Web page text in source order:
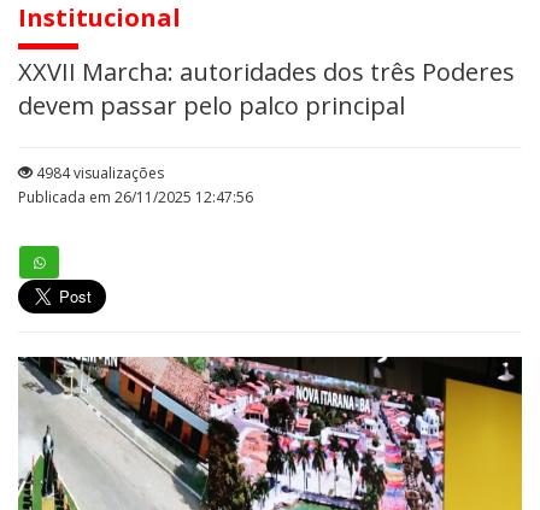
Institucional
XXVII Marcha: autoridades dos três Poderes
devem passar pelo palco principal
4984 visualizações
Publicada em 26/11/2025 12:47:56